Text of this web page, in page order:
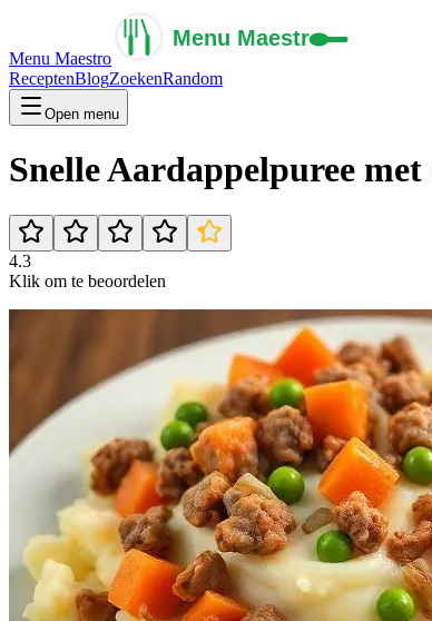
Menu Maestro
ReceptenBlogZoekenRandom
Open menu
Snelle Aardappelpuree
4.3
Klik om te beoordelen